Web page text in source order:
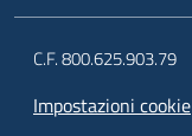
C.F. 800.625.903.79
Impostazioni cookie